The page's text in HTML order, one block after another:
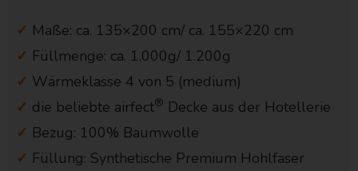
✓ Maße: ca. 135×200 cm/ ca. 155×220 cm
✓ Füllmenge: ca. 1.000g/ 1.200g
✓ Wärmeklasse 4 von 5 (medium)
✓ die beliebte airfect® Decke aus der Hotellerie
✓ Bezug: 100% Baumwolle
✓ Füllung: Synthetische Premium Hohlfaser